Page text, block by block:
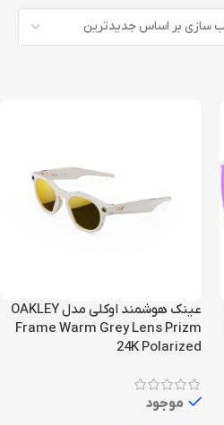
عینک هوشمند اوکلی مدل OAKLEY
Frame Warm Grey Lens Prizm
24K Polarized
موجود